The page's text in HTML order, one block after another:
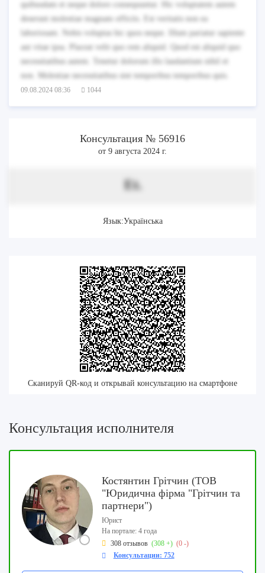
quibusdam et neque dolore consequuntur. Hic voluptatem autem
deserunt molestiae magnam officiis. Est veritatis non ea
laboriosam. Nobis voluptas hic quos neque. Illum pariatur sapiente
aut vitae ipsa. Placeat velit quo rem aliquid. Quod est aliquid quo
necessitatibus autem. Tenetur dolorum illo laudantium nihil et
non. Molestiae necessitatibus sint temporibus temporibus quis.
09.08.2024 08:36 1044
Консультация № 56916
от 9 августа 2024 г.
Et.
Язык:Українська
Сканируй QR-код и открывай консультацию на смартфоне
Консультация исполнителя
Костянтин Грітчин (ТОВ
"Юридична фірма "Грітчин та
партнери")
Юрист
На портале: 4 года
308 отзывов (308 +) (0 -)
Консультации: 752